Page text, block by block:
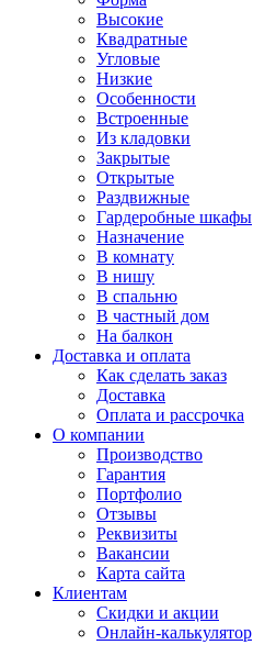
Высокие
Квадратные
Угловые
Низкие
Особенности
Встроенные
Из кладовки
Закрытые
Открытые
Раздвижные
Гардеробные шкафы
Назначение
В комнату
В нишу
В спальню
В частный дом
На балкон
Доставка и оплата
Как сделать заказ
Доставка
Оплата и рассрочка
О компании
Производство
Гарантия
Портфолио
Отзывы
Реквизиты
Вакансии
Карта сайта
Клиентам
Скидки и акции
Онлайн-калькулятор